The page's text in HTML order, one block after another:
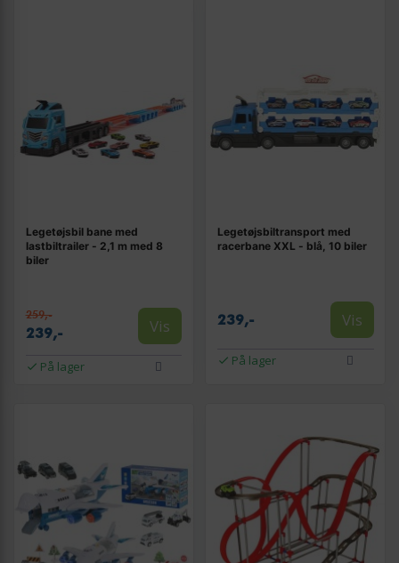
Legetøjsbil bane med
lastbiltrailer - 2,1 m med 8
biler
259,-
239,- Vis
På lager
Legetøjsbiltransport med
racerbane XXL - blå, 10 biler
239,- Vis
På lager